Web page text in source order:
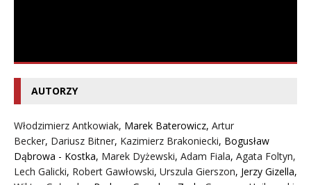
AUTORZY
Włodzimierz Antkowiak, Marek Baterowicz, Artur
Becker, Dariusz Bitner, Kazimierz Brakoniecki, Bogusław
Dąbrowa - Kostka, Marek Dyżewski, Adam Fiala, Agata Foltyn,
Lech Galicki, Robert Gawłowski, Urszula Gierszon, Jerzy Gizella,